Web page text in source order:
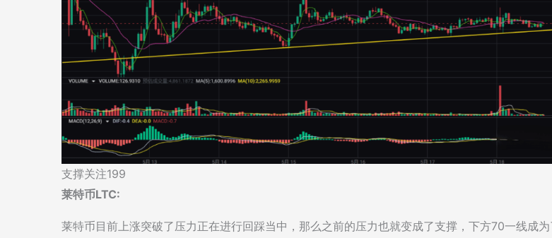
支撑关注199
莱特币LTC:
莱特币目前上涨突破了压力正在进行回踩当中，那么之前的压力也就变成了支撑，下方70一线成